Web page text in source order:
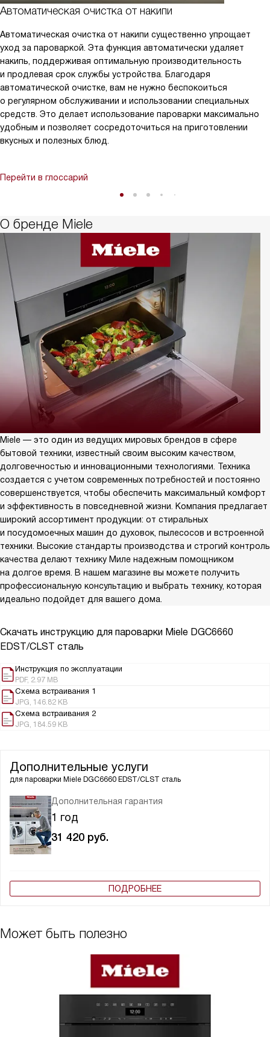
Автоматическая очистка от накипи
Автоматическая очистка от накипи существенно упрощает
уход за пароваркой. Эта функция автоматически удаляет
накипь, поддерживая оптимальную производительность
и продлевая срок службы устройства. Благодаря
автоматической очистке, вам не нужно беспокоиться
о регулярном обслуживании и использовании специальных
средств. Это делает использование пароварки максимально
удобным и позволяет сосредоточиться на приготовлении
вкусных и полезных блюд.
Перейти в глоссарий
О бренде Miele
Miele — это один из ведущих мировых брендов в сфере
бытовой техники, известный своим высоким качеством,
долговечностью и инновационными технологиями. Техника
создается с учетом современных потребностей и постоянно
совершенствуется, чтобы обеспечить максимальный комфорт
и эффективность в повседневной жизни. Компания предлагает
широкий ассортимент продукции: от стиральных
и посудомоечных машин до духовок, пылесосов и встроенной
техники. Высокие стандарты производства и строгий контроль
качества делают технику Миле надежным помощником
на долгое время. В нашем магазине вы можете получить
профессиональную консультацию и выбрать технику, которая
идеально подойдет для вашего дома.
Скачать инструкцию для пароварки Miele DGC6660
EDST/CLST сталь
Инструкция по эксплуатации
PDF, 2.97 MB
Схема встраивания 1
JPG, 146.82 KB
Схема встраивания 2
JPG, 184.59 KB
Дополнительные услуги
для пароварки Miele DGC6660 EDST/CLST сталь
Дополнительная гарантия
1 год
31 420 руб.
ПОДРОБНЕЕ
Может быть полезно